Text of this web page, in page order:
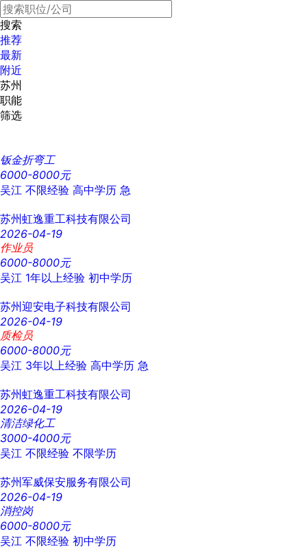
搜索
推荐
最新
附近
苏州
职能
筛选
钣金折弯工
6000-8000元
吴江 不限经验 高中学历 急
苏州虹逸重工科技有限公司
2026-04-19
作业员
6000-8000元
吴江 1年以上经验 初中学历
苏州迎安电子科技有限公司
2026-04-19
质检员
6000-8000元
吴江 3年以上经验 高中学历 急
苏州虹逸重工科技有限公司
2026-04-19
清洁绿化工
3000-4000元
吴江 不限经验 不限学历
苏州军威保安服务有限公司
2026-04-19
消控岗
6000-8000元
吴江 不限经验 初中学历